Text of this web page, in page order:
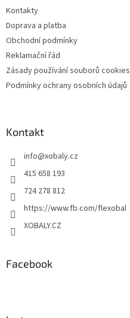
Kontakty
Doprava a platba
Obchodní podmínky
Reklamační řád
Zásady používání souborů cookies
Podmínky ochrany osobních údajů
Kontakt
info@xobaly.cz
415 658 193
724 278 812
https://www.fb.com/flexobal
XOBALY.CZ
Facebook